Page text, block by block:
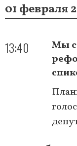
01 февраля
13:40
Мы